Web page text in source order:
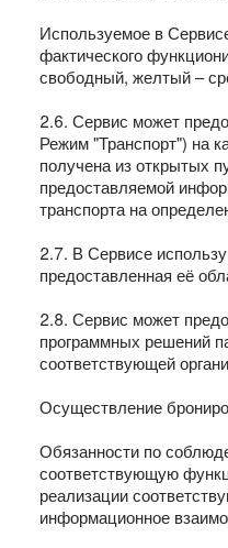
Используемое в
фактического
свободный, желтый –
2.6. Сервис может
Режим "Транспорт") на
получена из открытых
предоставляемой
транспорта на
2.7. В Сервисе
предоставленная её
2.8. Сервис может
программных решений
соответствующей
Осуществление
Обязанности по
соответствующую
реализации
информационное